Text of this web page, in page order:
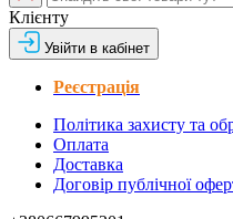
Клієнту
Увійти в кабінет
Реєстрація
Політика захисту та
Оплата
Доставка
Договір публічної